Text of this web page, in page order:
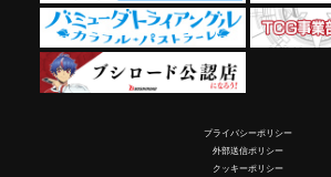
プライバシーポリシー
外部送信ポリシー
クッキーポリシー